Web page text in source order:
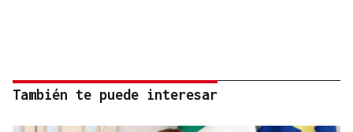
También te puede interesar